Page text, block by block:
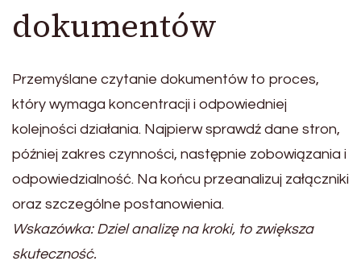
dokumentów
Przemyślane czytanie dokumentów to proces,
który wymaga koncentracji i odpowiedniej
kolejności działania. Najpierw sprawdź dane stron,
później zakres czynności, następnie zobowiązania i
odpowiedzialność. Na końcu przeanalizuj załączniki
oraz szczególne postanowienia.
Wskazówka: Dziel analizę na kroki, to zwiększa
skuteczność.